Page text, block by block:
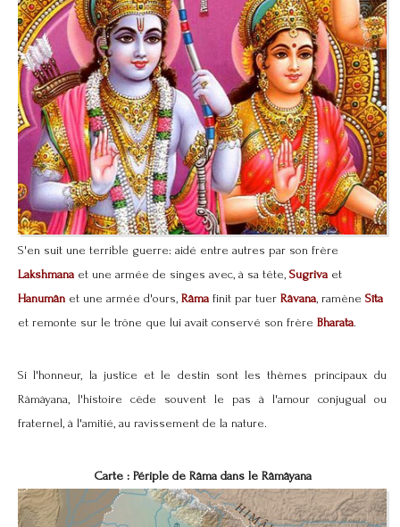
S'en suit une terrible guerre: aidé entre autres par son frère
Lakshmana et une armée de singes avec, à sa tête, Sugriva et
Hanumân et une armée d'ours, Râma finit par tuer Râvana, ramène Sîta
et remonte sur le trône que lui avait conservé son frère Bharata.
Si l'honneur, la justice et le destin sont les thèmes principaux du
Râmâyana, l'histoire cède souvent le pas à l'amour conjugual ou
fraternel, à l'amitié, au ravissement de la nature.
Carte : Périple de Râma dans le Râmâyana